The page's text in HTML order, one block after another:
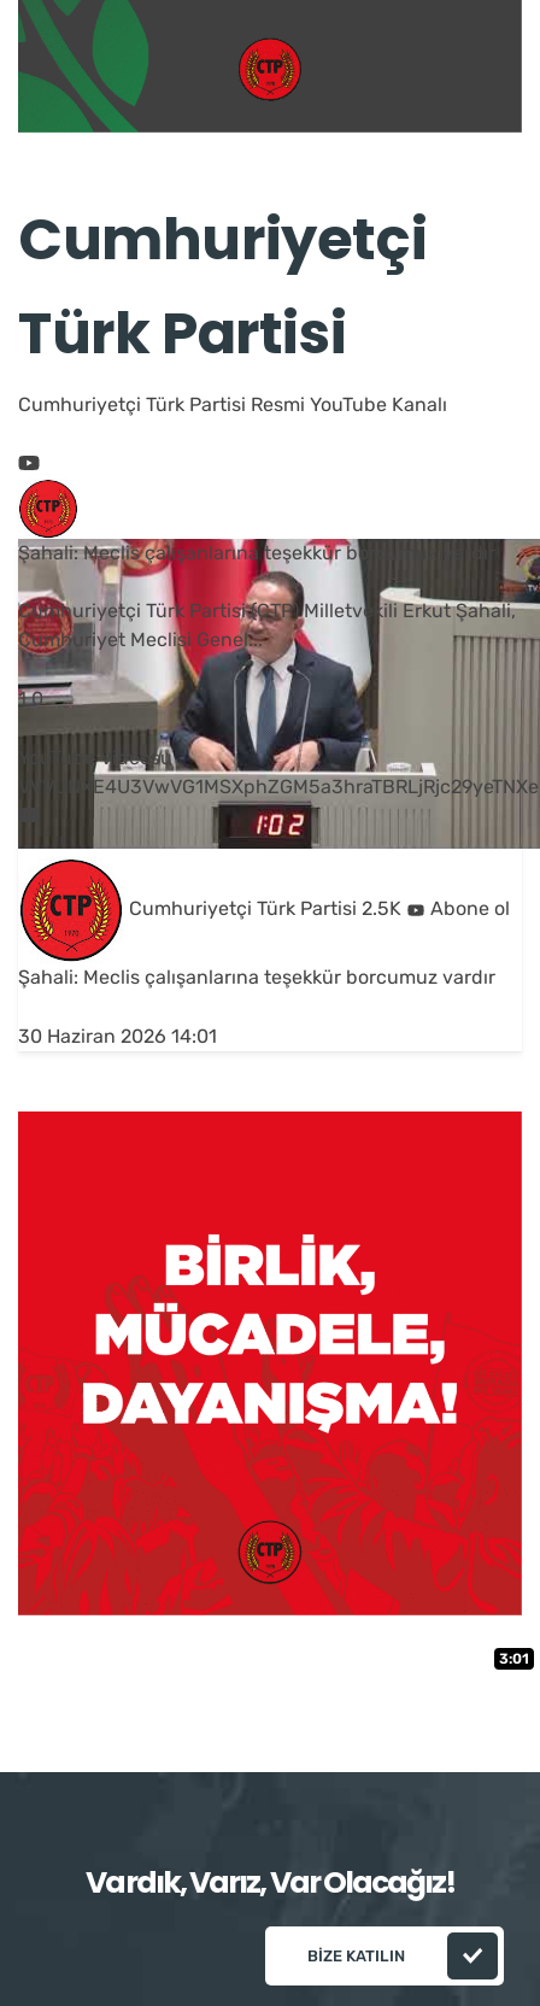
Cumhuriyetçi
Türk Partisi
Cumhuriyetçi Türk Partisi Resmi YouTube Kanalı
3:01
Şahali: Meclis çalışanlarına teşekkür borcumuz vardır
Cumhuriyetçi Türk Partisi (CTP) Milletvekili Erkut Şahali,
Cumhuriyet Meclisi Genel...
1 0
YouTube Videosu
Cumhuriyetçi Türk Partisi 2.5K Abone ol
Şahali: Meclis çalışanlarına teşekkür borcumuz vardır
30 Haziran 2026 14:01
Vardık, Varız, Var Olacağız!
BIZE KATILIN